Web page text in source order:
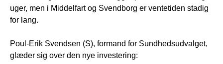
uger, men i Middelfart og Svendborg er ventetiden stadig
for lang.
Poul-Erik Svendsen (S), formand for Sundhedsudvalget,
glæder sig over den nye investering: